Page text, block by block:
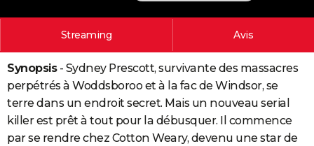
PHOTO
BONS PLANS
CARTE DE VOEUX
Carte de Noël
Carte Bonne année
Carte Saint-Valentin
Carte Pâques
Carte d'anniversaire
DICTIONNAIRE
Streaming Avis
Synopsis- Sydney Prescott, survivante des massacres
perpétrés à Woddsboroo et à la fac de Windsor, se
terre dans un endroit secret. Mais un nouveau serial
killer est prêt à tout pour la débusquer. Il commence
par se rendre chez Cotton Weary, devenu une star de